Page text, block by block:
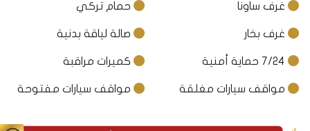
غرف ساونا حمام تركي
غرف بخار صالة لياقة بدنية
كميرات مراقبة
مواقف سيارات مغلقة مواقف سيارات مفتوحة